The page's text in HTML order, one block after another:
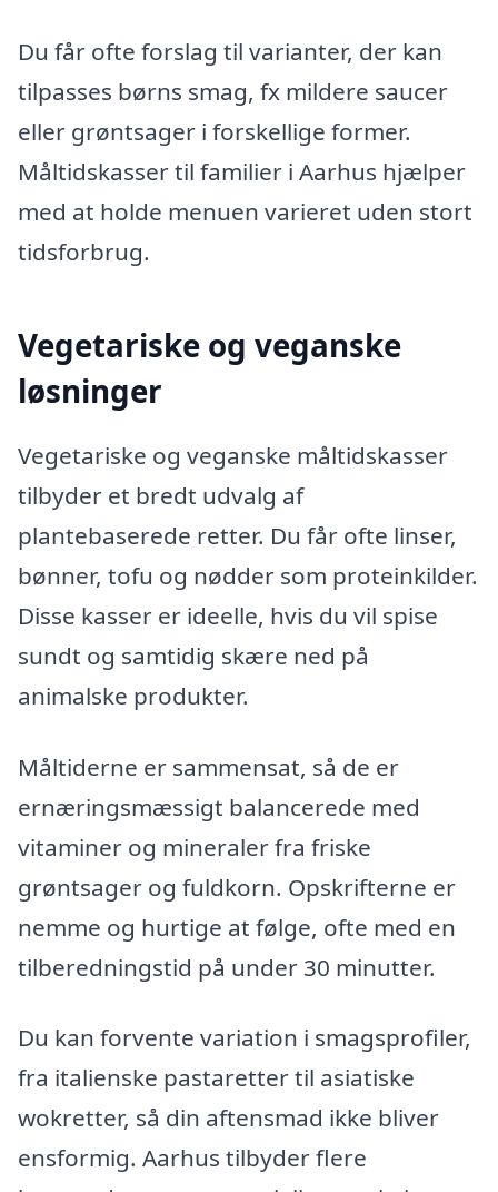
Du får ofte forslag til varianter, der kan
tilpasses børns smag, fx mildere saucer
eller grøntsager i forskellige former.
Måltidskasser til familier i Aarhus hjælper
med at holde menuen varieret uden stort
tidsforbrug.
Vegetariske og veganske
løsninger
Vegetariske og veganske måltidskasser
tilbyder et bredt udvalg af
plantebaserede retter. Du får ofte linser,
bønner, tofu og nødder som proteinkilder.
Disse kasser er ideelle, hvis du vil spise
sundt og samtidig skære ned på
animalske produkter.
Måltiderne er sammensat, så de er
ernæringsmæssigt balancerede med
vitaminer og mineraler fra friske
grøntsager og fuldkorn. Opskrifterne er
nemme og hurtige at følge, ofte med en
tilberedningstid på under 30 minutter.
Du kan forvente variation i smagsprofiler,
fra italienske pastaretter til asiatiske
wokretter, så din aftensmad ikke bliver
ensformig. Aarhus tilbyder flere